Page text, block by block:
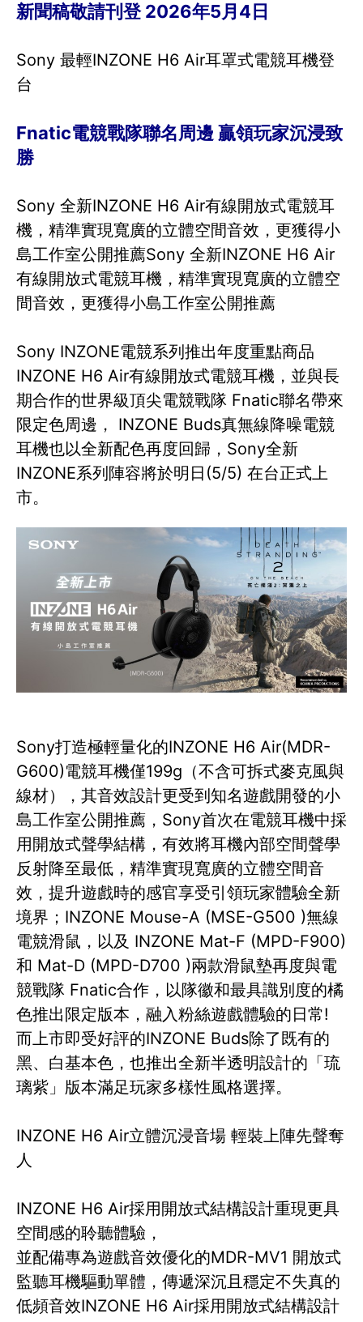
新聞稿敬請刊登 2026年5月4日
Sony 最輕INZONE H6 Air耳罩式電競耳機登
台
Fnatic電競戰隊聯名周邊 贏領玩家沉浸致
勝
Sony 全新INZONE H6 Air有線開放式電競耳
機，精準實現寬廣的立體空間音效，更獲得小
島工作室公開推薦Sony 全新INZONE H6 Air
有線開放式電競耳機，精準實現寬廣的立體空
間音效，更獲得小島工作室公開推薦
Sony INZONE電競系列推出年度重點商品
INZONE H6 Air有線開放式電競耳機，並與長
期合作的世界級頂尖電競戰隊 Fnatic聯名帶來
限定色周邊， INZONE Buds真無線降噪電競
耳機也以全新配色再度回歸，Sony全新
INZONE系列陣容將於明日(5/5) 在台正式上
市。
Sony打造極輕量化的INZONE H6 Air(MDR-
G600)電競耳機僅199g（不含可拆式麥克風與
線材），其音效設計更受到知名遊戲開發的小
島工作室公開推薦，Sony首次在電競耳機中採
用開放式聲學結構，有效將耳機內部空間聲學
反射降至最低，精準實現寬廣的立體空間音
效，提升遊戲時的感官享受引領玩家體驗全新
境界；INZONE Mouse-A (MSE-G500 )無線
電競滑鼠，以及 INZONE Mat-F (MPD-F900)
和 Mat-D (MPD-D700 )兩款滑鼠墊再度與電
競戰隊 Fnatic合作，以隊徽和最具識別度的橘
色推出限定版本，融入粉絲遊戲體驗的日常!
而上市即受好評的INZONE Buds除了既有的
黑、白基本色，也推出全新半透明設計的「琉
璃紫」版本滿足玩家多樣性風格選擇。
INZONE H6 Air立體沉浸音場 輕裝上陣先聲奪
人
INZONE H6 Air採用開放式結構設計重現更具
空間感的聆聽體驗，
並配備專為遊戲音效優化的MDR-MV1 開放式
監聽耳機驅動單體，傳遞深沉且穩定不失真的
低頻音效INZONE H6 Air採用開放式結構設計